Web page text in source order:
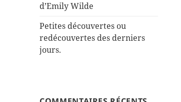
d’Emily Wilde
Petites découvertes ou
redécouvertes des derniers
jours.